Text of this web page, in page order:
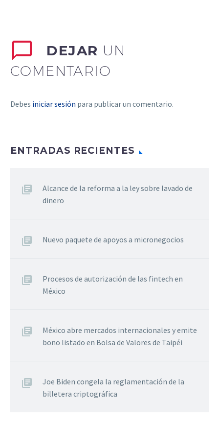
DEJAR UN
COMENTARIO
Debes iniciar sesión para publicar un comentario.
ENTRADAS RECIENTES
Alcance de la reforma a la ley sobre lavado de
dinero
Nuevo paquete de apoyos a micronegocios
Procesos de autorización de las fintech en
México
México abre mercados internacionales y emite
bono listado en Bolsa de Valores de Taipéi
Joe Biden congela la reglamentación de la
billetera criptográfica